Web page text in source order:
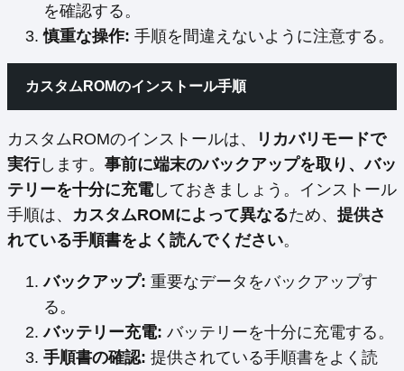
を確認する。
慎重な操作: 手順を間違えないように注意する。
カスタムROMのインストール手順
カスタムROMのインストールは、
リカバリモードで
実行します。 事前に端末のバックアップを取り、バッ
テリーを十分に充電しておきましょう。インストール
手順は、 カスタムROMによって異なるため、 提供さ
れている手順書をよく読んでください。
バックアップ: 重要なデータをバックアップす
る。
バッテリー充電: バッテリーを十分に充電する。
手順書の確認: 提供されている手順書をよく読